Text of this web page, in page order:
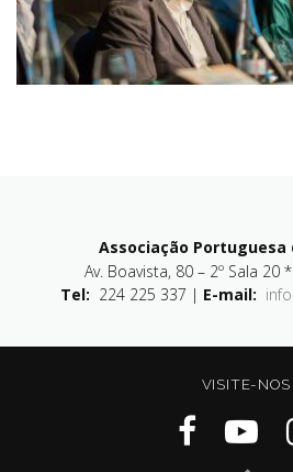
Associação Portuguesa
Av. Boavista, 80 – 2º Sala 20
Tel: 224 225 337 | E-mail:
VISITE-NOS